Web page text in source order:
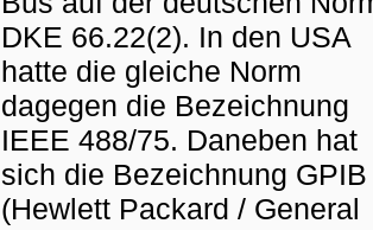
DKE 66.22(2). In den USA
hatte die gleiche Norm
dagegen die Bezeichnung
IEEE 488/75. Daneben hat
sich die Bezeichnung GPIB
(Hewlett Packard / General